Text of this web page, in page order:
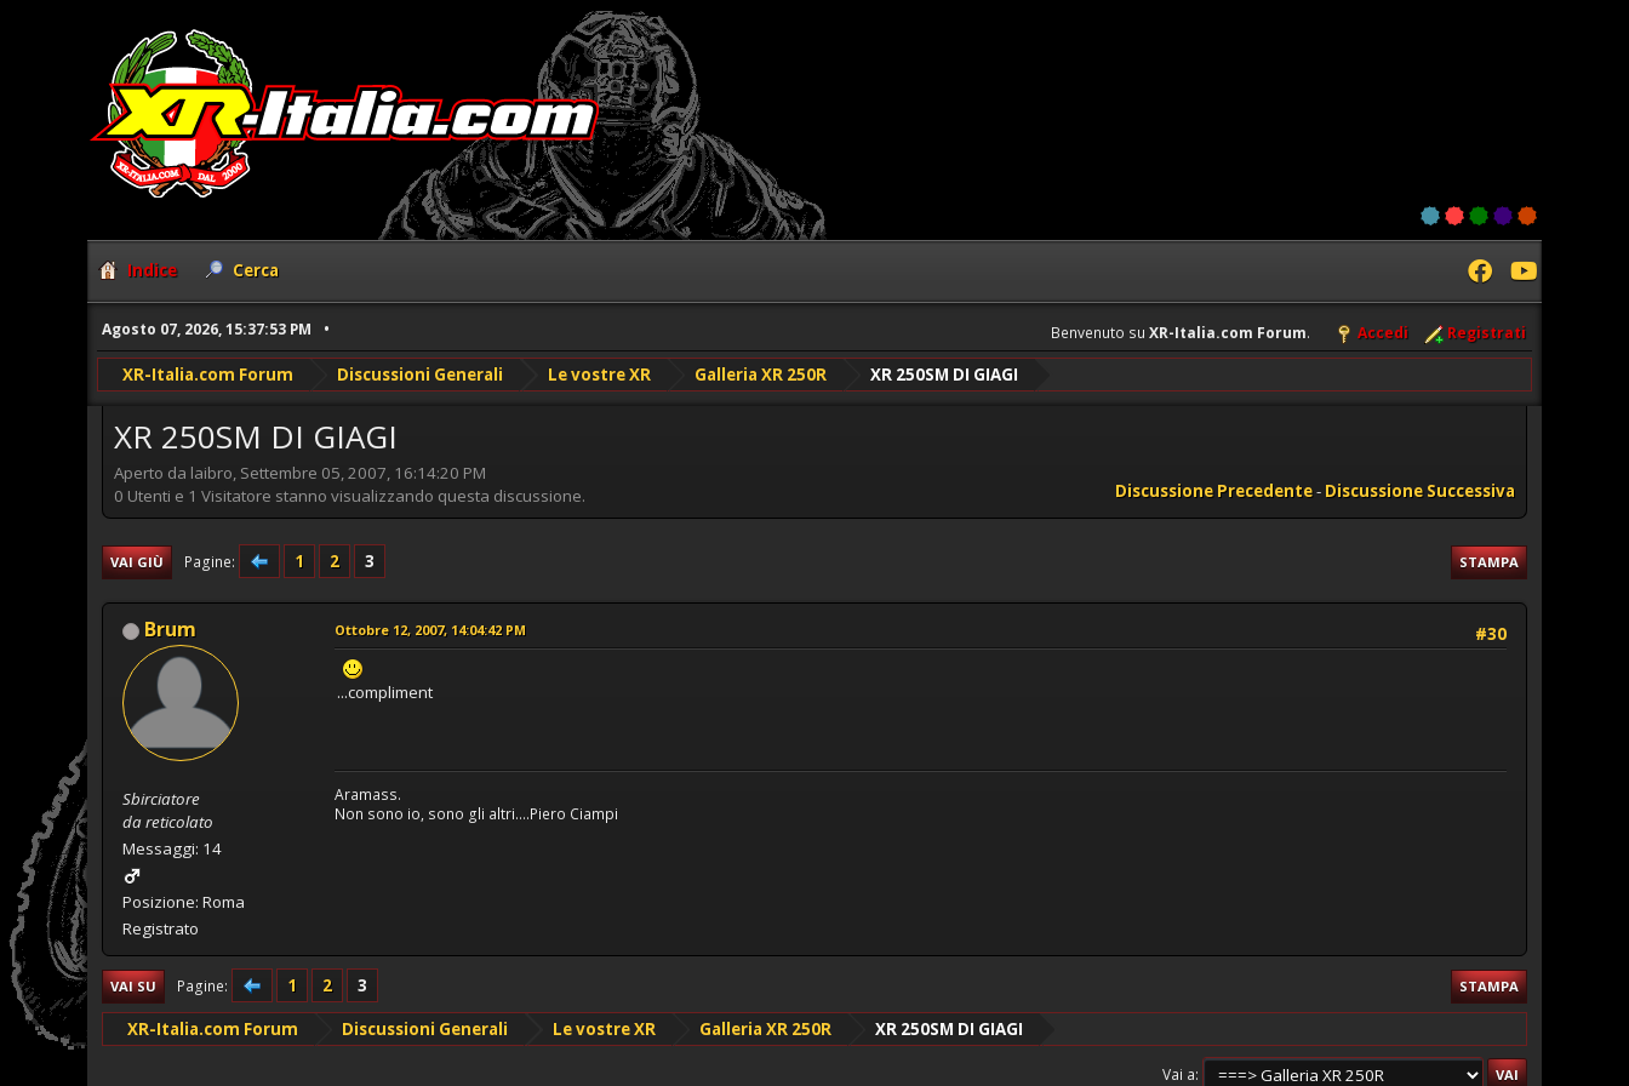
Indice Cerca
Agosto 07, 2026, 15:37:53 PM Benvenuto su XR-Italia.com Forum. Accedi Registrati
XR-Italia.com Forum Discussioni Generali Le vostre XR Galleria XR 250R XR 250SM DI GIAGI
XR 250SM DI GIAGI
Aperto da laibro, Settembre 05, 2007, 16:14:20 PM
Discussione Precedente- Discussione Successiva
0 Utenti e 1 Visitatore stanno visualizzando questa discussione.
STAMPA
VAI GIÙ Pagine 1 2 3
Brum
Sbirciatore
da reticolato
Messaggi: 14
Posizione: Roma
Registrato
#30
Ottobre 12, 2007, 14:04:42 PM
...compliment
Aramass.
Non sono io, sono gli altri....Piero Ciampi
STAMPA
VAI SU Pagine 1 2 3
XR-Italia.com Forum Discussioni Generali Le vostre XR Galleria XR 250R XR 250SM DI GIAGI
Vai a